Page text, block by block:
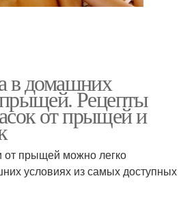
в домашних
Рецепты
от прыщей и
прыщей можно легко
условиях из самых доступных